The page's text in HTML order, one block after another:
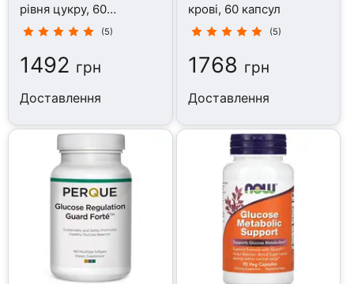
рівня цукру, 60
таблеток
(5)
1492 грн
Доставлення
крові, 60 капсул
(5)
1768 грн
Доставлення